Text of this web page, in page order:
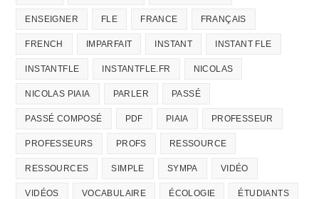
ENSEIGNER FLE FRANCE FRANÇAIS
FRENCH IMPARFAIT INSTANT INSTANT FLE
INSTANTFLE INSTANTFLE.FR NICOLAS
NICOLAS PIAIA PARLER PASSÉ
PASSÉ COMPOSÉ PDF PIAIA PROFESSEUR
PROFESSEURS PROFS RESSOURCE
RESSOURCES SIMPLE SYMPA VIDÉO
VIDÉOS VOCABULAIRE ÉCOLOGIE ÉTUDIANTS